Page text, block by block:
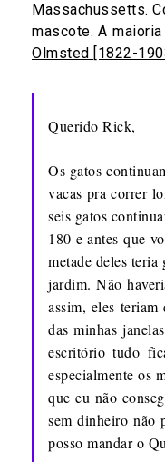
Massachussetts.
mascote. A
Olmsted [1822-
Querido Rick,
Os gatos
vacas pra correr
seis gatos
180 e antes que
metade deles
jardim. Não
assim, eles
das minhas
escritório tudo
especialmente os
que eu não
sem dinheiro não
posso mandar o